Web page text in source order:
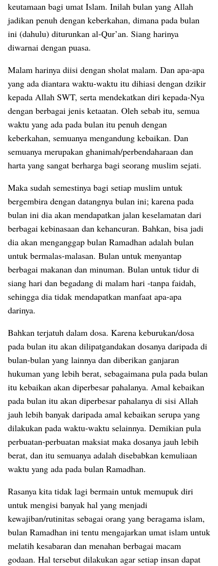
keutamaan bagi umat Islam. Inilah bulan yang Allah
jadikan penuh dengan keberkahan, dimana pada bulan
ini (dahulu) diturunkan al-Qur’an. Siang harinya
diwarnai dengan puasa.
Malam harinya diisi dengan sholat malam. Dan apa-apa
yang ada diantara waktu-waktu itu dihiasi dengan dzikir
kepada Allah SWT, serta mendekatkan diri kepada-Nya
dengan berbagai jenis ketaatan. Oleh sebab itu, semua
waktu yang ada pada bulan itu penuh dengan
keberkahan, semuanya mengandung kebaikan. Dan
semuanya merupakan ghanimah/perbendaharaan dan
harta yang sangat berharga bagi seorang muslim sejati.
Maka sudah semestinya bagi setiap muslim untuk
bergembira dengan datangnya bulan ini; karena pada
bulan ini dia akan mendapatkan jalan keselamatan dari
berbagai kebinasaan dan kehancuran. Bahkan, bisa jadi
dia akan menganggap bulan Ramadhan adalah bulan
untuk bermalas-malasan. Bulan untuk menyantap
berbagai makanan dan minuman. Bulan untuk tidur di
siang hari dan begadang di malam hari -tanpa faidah,
sehingga dia tidak mendapatkan manfaat apa-apa
darinya.
Bahkan terjatuh dalam dosa. Karena keburukan/dosa
pada bulan itu akan dilipatgandakan dosanya daripada di
bulan-bulan yang lainnya dan diberikan ganjaran
hukuman yang lebih berat, sebagaimana pula pada bulan
itu kebaikan akan diperbesar pahalanya. Amal kebaikan
pada bulan itu akan diperbesar pahalanya di sisi Allah
jauh lebih banyak daripada amal kebaikan serupa yang
dilakukan pada waktu-waktu selainnya. Demikian pula
perbuatan-perbuatan maksiat maka dosanya jauh lebih
berat, dan itu semuanya adalah disebabkan kemuliaan
waktu yang ada pada bulan Ramadhan.
Rasanya kita tidak lagi bermain untuk memupuk diri
untuk mengisi banyak hal yang menjadi
kewajiban/rutinitas sebagai orang yang beragama islam,
bulan Ramadhan ini tentu mengajarkan umat islam untuk
melatih kesabaran dan menahan berbagai macam
godaan. Hal tersebut dilakukan agar setiap insan dapat